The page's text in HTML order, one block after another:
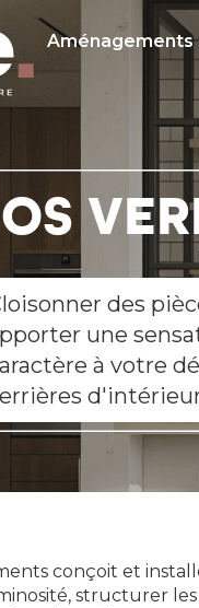
Aménagements
des
une
à votre
conçoit et
structurer